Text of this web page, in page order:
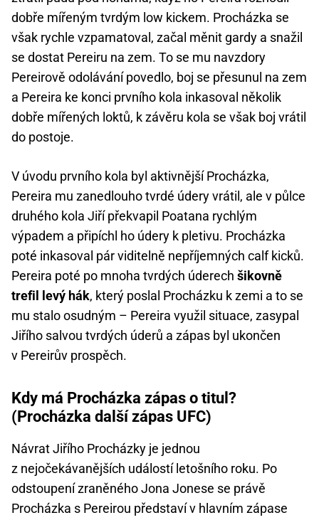
dobře mířeným tvrdým low kickem. Procházka se
však rychle vzpamatoval, začal měnit gardy a snažil
se dostat Pereiru na zem. To se mu navzdory
Pereirově odolávání povedlo, boj se přesunul na zem
a Pereira ke konci prvního kola inkasoval několik
dobře mířených loktů, k závěru kola se však boj vrátil
do postoje.
V úvodu prvního kola byl aktivnější Procházka,
Pereira mu zanedlouho tvrdé údery vrátil, ale v půlce
druhého kola Jiří překvapil Poatana rychlým
výpadem a připíchl ho údery k pletivu. Procházka
poté inkasoval pár viditelně nepříjemných calf kicků.
Pereira poté po mnoha tvrdých úderech šikovně
trefil levý hák, který poslal Procházku k zemi a to se
mu stalo osudným – Pereira využil situace, zasypal
Jiřího salvou tvrdých úderů a zápas byl ukončen
v Pereirův prospěch.
Kdy má Procházka zápas o titul?
(Procházka další zápas UFC)
Návrat Jiřího Procházky je jednou
z nejočekávanějších událostí letošního roku. Po
odstoupení zraněného Jona Jonese se právě
Procházka s Pereirou představí v hlavním zápase